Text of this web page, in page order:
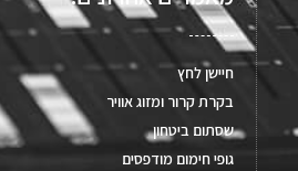
חיישן לחץ
בקרת קרור ומזוג אוויר
שסתום ביטחון
גופי חימום מודפסים